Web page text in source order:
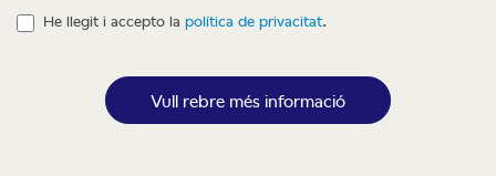
He llegit i accepto la política de privacitat.
Vull rebre més informació